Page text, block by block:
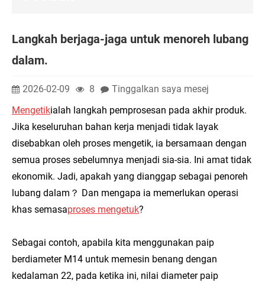
Langkah berjaga-jaga untuk menoreh lubang
dalam.
2026-02-09 8
Tinggalkan saya mesej
Mengetikialah langkah pemprosesan pada akhir produk.
Jika keseluruhan bahan kerja menjadi tidak layak
disebabkan oleh proses mengetik, ia bersamaan dengan
semua proses sebelumnya menjadi sia-sia. Ini amat tidak
ekonomik. Jadi, apakah yang dianggap sebagai penoreh
lubang dalam？ Dan mengapa ia memerlukan operasi
khas semasaproses mengetuk?
Sebagai contoh, apabila kita menggunakan paip
berdiameter M14 untuk memesin benang dengan
kedalaman 22, pada ketika ini, nilai diameter paip